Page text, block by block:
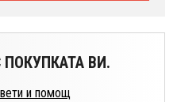
ВИ.
и помощ